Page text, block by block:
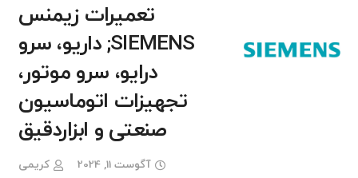
تعمیرات زیمنس
SIEMENS; داریو، سرو
درایو، سرو موتور،
تجهیزات اتوماسیون
صنعتی و ابزاردقیق
آگوست 11, 2024
کریمی